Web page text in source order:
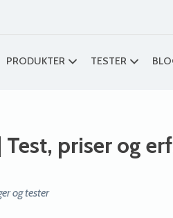
PRODUKTER TESTER
Test, priser og
og tester